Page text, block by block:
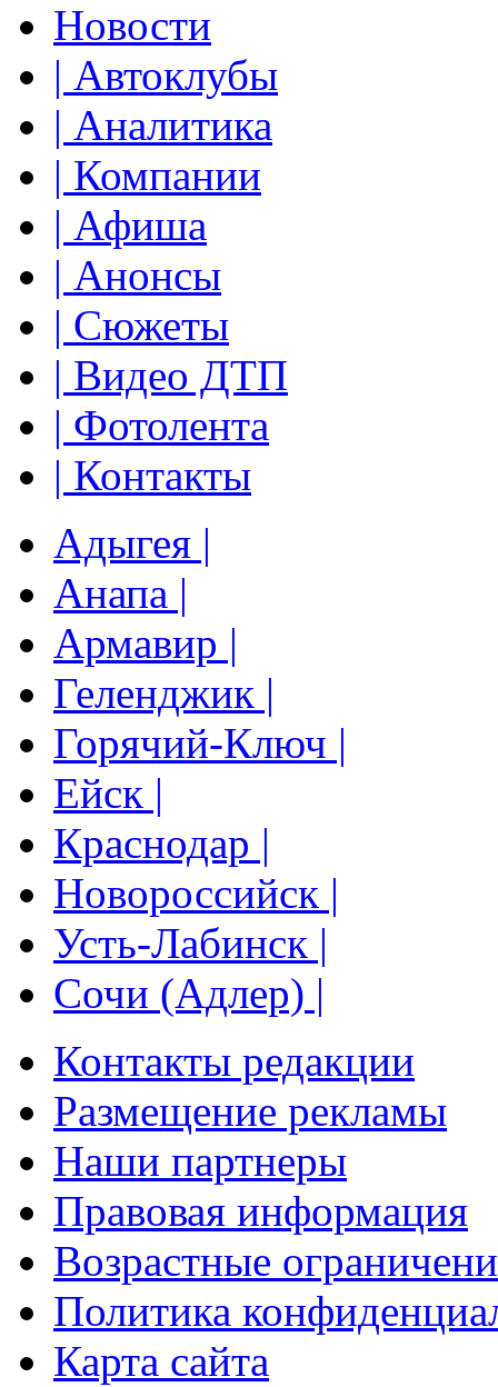
Новости
| Автоклубы
| Аналитика
| Компании
| Афиша
| Анонсы
| Сюжеты
| Видео ДТП
| Фотолента
| Контакты
Адыгея |
Анапа |
Армавир |
Геленджик |
Горячий-Ключ |
Ейск |
Краснодар |
Новороссийск |
Усть-Лабинск |
Сочи (Адлер) |
Контакты редакции
Размещение рекламы
Наши партнеры
Правовая информация
Возрастные
Политика
Карта сайта